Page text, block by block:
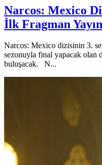
Narcos: Mexico
İlk Fragman
Narcos: Mexico dizisinin 3.
sezonuyla final yapacak olan
buluşacak. N...